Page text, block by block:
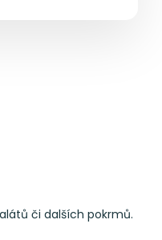
či dalších pokrmů.